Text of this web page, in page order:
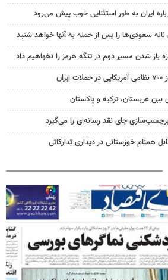
ایران به طور استثنایی خوب پیش می‌رود
سعودی‌ها را پس از حمله به آنها خواهد شنید
باز شدن مسیر دوم در تنگه هرمز را نخواهیم داد
بین عربستان، ترکیه و پاکستان
جای نقد رسانه‌ای را می‌گیرد
همنام خوزستانی در دیداری تدارکاتی